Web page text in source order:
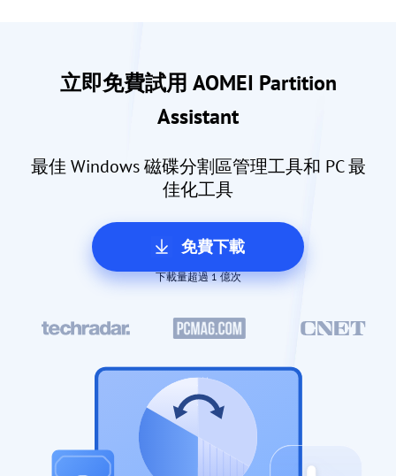
立即免費試用 AOMEI Partition
Assistant
最佳 Windows 磁碟分割區管理工具和 PC 最
佳化工具
免費下載
下載量超過 1 億次